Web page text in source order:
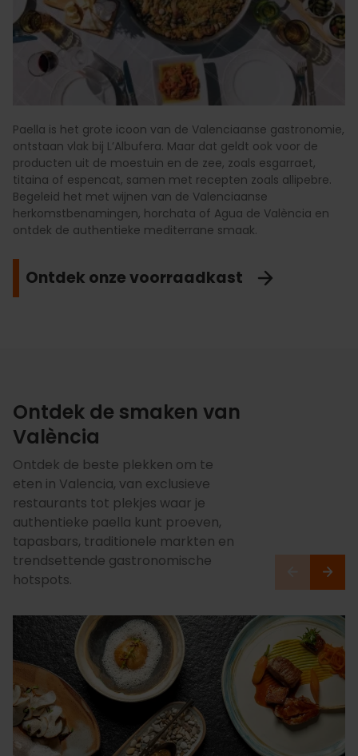
Paella is het grote icoon van de Valenciaanse gastronomie,
ontstaan vlak bij L’Albufera. Maar dat geldt ook voor de
producten uit de moestuin en de zee, zoals esgarraet,
titaina of espencat, samen met recepten zoals allipebre.
Begeleid het met wijnen van de Valenciaanse
herkomstbenamingen, horchata of Agua de València en
ontdek de authentieke mediterrane smaak.
Ontdek onze voorraadkast
Ontdek de smaken van
València
Ontdek de beste plekken om te
eten in Valencia, van exclusieve
restaurants tot plekjes waar je
authentieke paella kunt proeven,
tapasbars, traditionele markten en
trendsettende gastronomische
hotspots.